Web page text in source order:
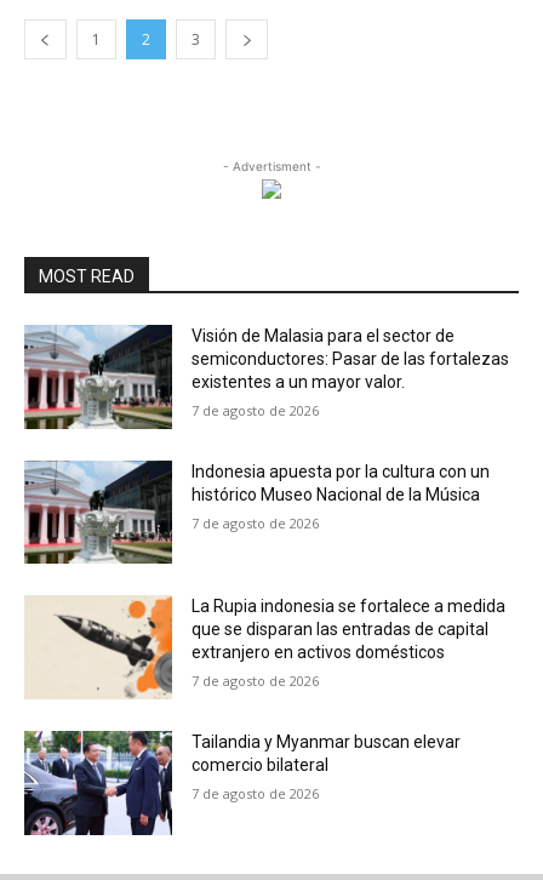
1 2 3
- Advertisment -
MOST READ
Visión de Malasia para el sector de
semiconductores: Pasar de las fortalezas
existentes a un mayor valor.
7 de agosto de 2026
Indonesia apuesta por la cultura con un
histórico Museo Nacional de la Música
7 de agosto de 2026
La Rupia indonesia se fortalece a medida
que se disparan las entradas de capital
extranjero en activos domésticos
7 de agosto de 2026
Tailandia y Myanmar buscan elevar
comercio bilateral
7 de agosto de 2026